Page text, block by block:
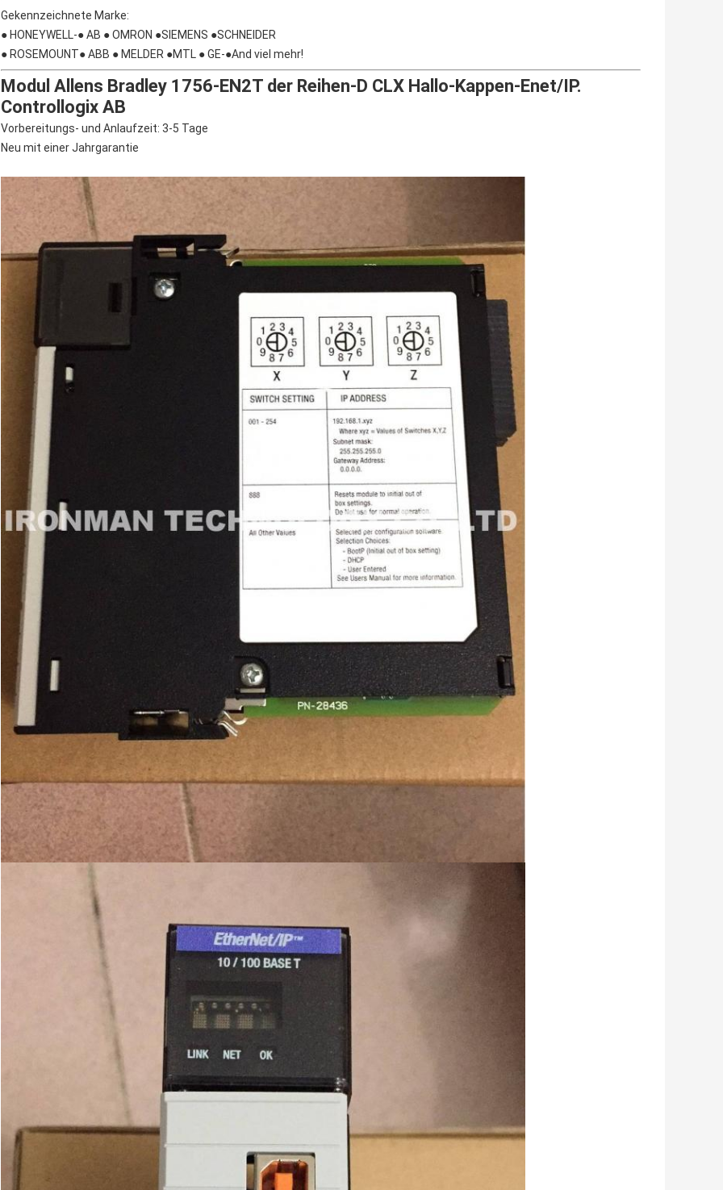
Gekennzeichnete Marke:
● HONEYWELL-● AB ● OMRON ●SIEMENS ●SCHNEIDER
● ROSEMOUNT● ABB ● MELDER ●MTL ● GE-●And viel mehr!
Modul Allens Bradley 1756-EN2T der Reihen-D CLX Hallo-Kappen-Enet/IP.
Controllogix AB
Vorbereitungs- und Anlaufzeit: 3-5 Tage
Neu mit einer Jahrgarantie